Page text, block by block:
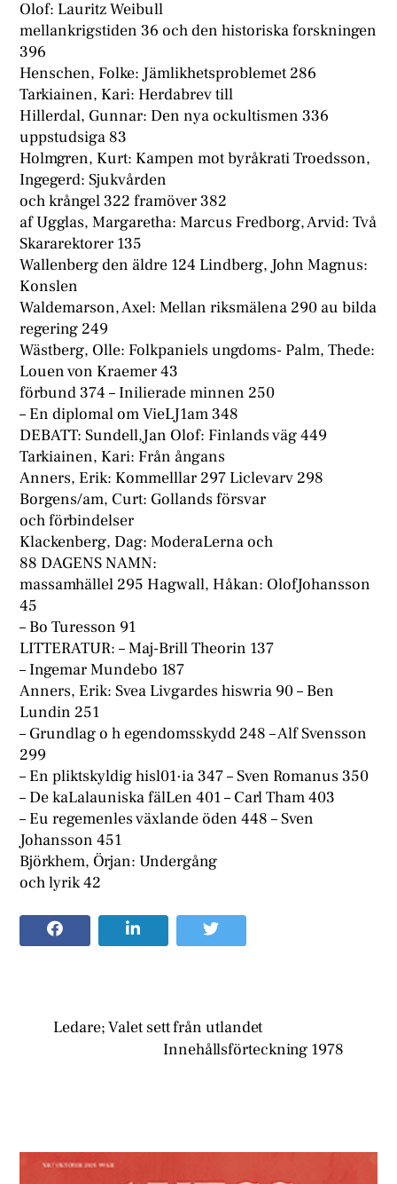
Olof: Lauritz Weibull
mellankrigstiden 36 och den historiska forskningen
396
Henschen, Folke: Jämlikhetsproblemet 286
Tarkiainen, Kari: Herdabrev till
Hillerdal, Gunnar: Den nya ockultismen 336
uppstudsiga 83
Holmgren, Kurt: Kampen mot byråkrati Troedsson,
Ingegerd: Sjukvården
och krångel 322 framöver 382
af Ugglas, Margaretha: Marcus Fredborg, Arvid: Två
Skararektorer 135
Wallenberg den äldre 124 Lindberg, John Magnus:
Konslen
Waldemarson, Axel: Mellan riksmälena 290 au bilda
regering 249
Wästberg, Olle: Folkpaniels ungdoms- Palm, Thede:
Louen von Kraemer 43
förbund 374 – Inilierade minnen 250
– En diplomal om VieLJ1am 348
DEBATT: Sundell,Jan Olof: Finlands väg 449
Tarkiainen, Kari: Från ångans
Anners, Erik: Kommelllar 297 Liclevarv 298
Borgens/am, Curt: Gollands försvar
och förbindelser
Klackenberg, Dag: ModeraLerna och
88 DAGENS NAMN:
massamhällel 295 Hagwall, Håkan: OlofJohansson
45
– Bo Turesson 91
LITTERATUR: – Maj-Brill Theorin 137
– Ingemar Mundebo 187
Anners, Erik: Svea Livgardes hiswria 90 – Ben
Lundin 251
– Grundlag o h egendomsskydd 248 – Alf Svensson
299
– En pliktskyldig hisl01·ia 347 – Sven Romanus 350
– De kaLalauniska fälLen 401 – Carl Tham 403
– Eu regemenles växlande öden 448 – Sven
Johansson 451
Björkhem, Örjan: Undergång
och lyrik 42
Ledare; Valet sett från utlandet
Innehållsförteckning 1978